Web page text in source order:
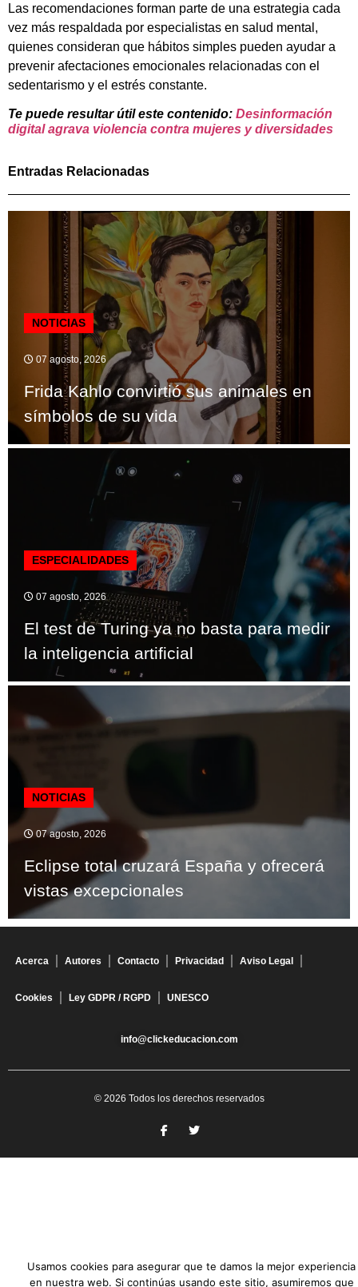
Las recomendaciones forman parte de una estrategia cada
vez más respaldada por especialistas en salud mental,
quienes consideran que hábitos simples pueden ayudar a
prevenir afectaciones emocionales relacionadas con el
sedentarismo y el estrés constante.
Te puede resultar útil este contenido: Desinformación
digital agrava violencia contra mujeres y diversidades
Entradas Relacionadas
NOTICIAS
07 agosto, 2026
Frida Kahlo convirtió sus animales en
símbolos de su vida
ESPECIALIDADES
07 agosto, 2026
El test de Turing ya no basta para medir
la inteligencia artificial
NOTICIAS
07 agosto, 2026
Eclipse total cruzará España y ofrecerá
vistas excepcionales
Acerca Autores Contacto Privacidad Aviso Legal
Cookies Ley GDPR / RGPD UNESCO
info@clickeducacion.com
© 2026 Todos los derechos reservados
Usamos cookies para asegurar que te damos la mejor experiencia
en nuestra web. Si continúas usando este sitio, asumiremos que